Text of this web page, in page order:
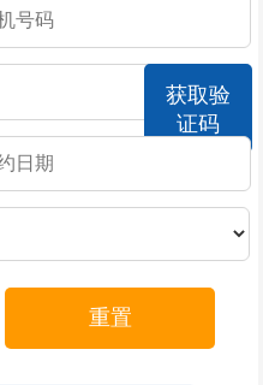
获取验
证码
重置